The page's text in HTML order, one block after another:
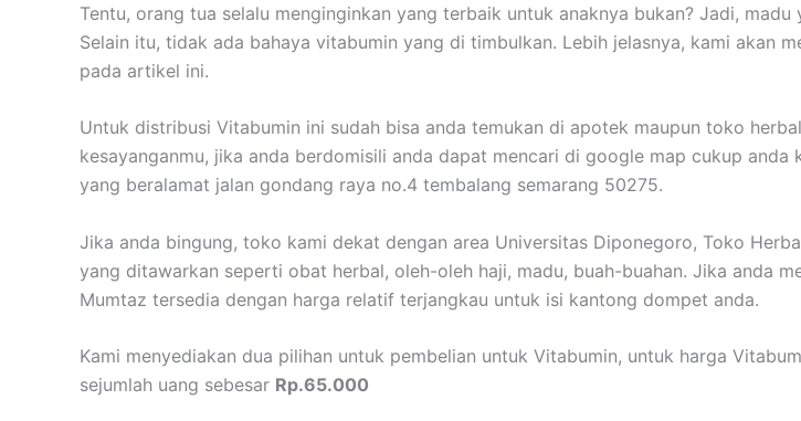
Tentu, orang tua selalu menginginkan yang terbaik untuk anaknya bukan? Jadi,
Selain itu, tidak ada bahaya vitabumin yang di timbulkan. Lebih jelasnya, kami akan
pada artikel ini.
Untuk distribusi Vitabumin ini sudah bisa anda temukan di apotek maupun toko
kesayanganmu, jika anda berdomisili anda dapat mencari di google map cukup anda
yang beralamat jalan gondang raya no.4 tembalang semarang 50275.
Jika anda bingung, toko kami dekat dengan area Universitas Diponegoro, Toko
yang ditawarkan seperti obat herbal, oleh-oleh haji, madu, buah-buahan. Jika anda
Mumtaz tersedia dengan harga relatif terjangkau untuk isi kantong dompet anda.
Kami menyediakan dua pilihan untuk pembelian untuk Vitabumin, untuk harga
sejumlah uang sebesar Rp.65.000